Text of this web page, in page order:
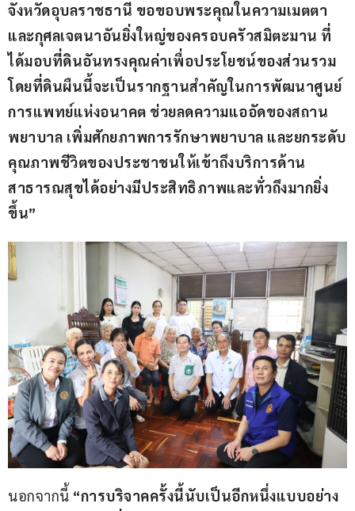
จังหวัดอุบลราชธานี ขอขอบพระคุณในความเมตตา
และกุศลเจตนาอันยิ่งใหญ่ของครอบครัวสมิตะมาน ที่
ได้มอบที่ดินอันทรงคุณค่าเพื่อประโยชน์ของส่วนรวม
โดยที่ดินผืนนี้จะเป็นรากฐานสำคัญในการพัฒนาศูนย์
การแพทย์แห่งอนาคต ช่วยลดความแออัดของสถาน
พยาบาล เพิ่มศักยภาพการรักษาพยาบาล และยกระดับ
คุณภาพชีวิตของประชาชนให้เข้าถึงบริการด้าน
สาธารณสุขได้อย่างมีประสิทธิภาพและทั่วถึงมากยิ่ง
ขึ้น”
นอกจากนี้ “การบริจาคครั้งนี้นับเป็นอีกหนึ่งแบบอย่าง